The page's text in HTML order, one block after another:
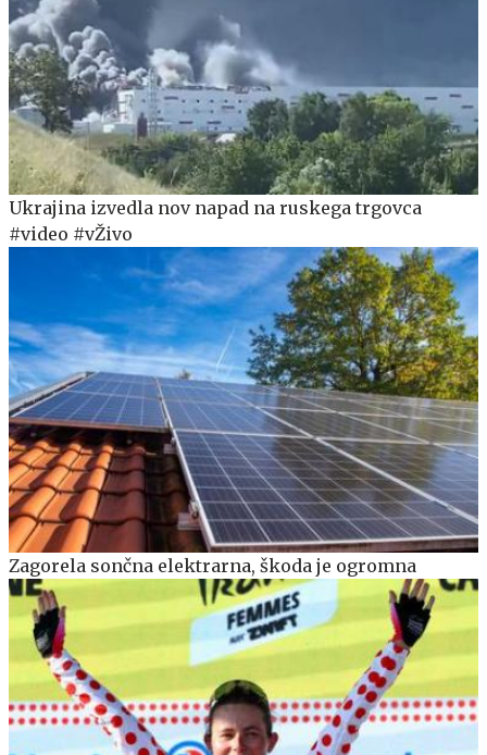
Ukrajina izvedla nov napad na ruskega trgovca
#video #vŽivo
Zagorela sončna elektrarna, škoda je ogromna